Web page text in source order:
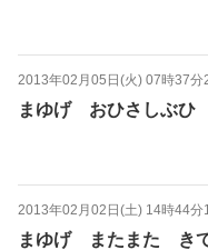
2013年02月05日(火) 07時37分
まゆげ おひさしぶひ
2013年02月02日(土) 14時44分
まゆげ またまた き